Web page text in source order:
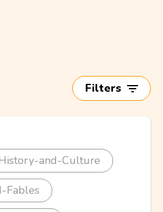
Filters
and-Culture
Fables